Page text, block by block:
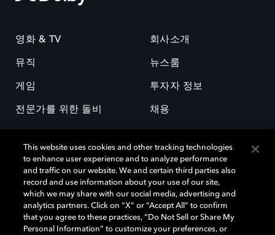
영화 & TV
뮤직
게임
전문가를 위한 돌비
회사소개
뉴스룸
투자자 정보
채용
돌비(Dolby)와 double-D 심볼은 미국 및 기타 국가 돌비래버러토리스
(Dolby Laboratories, Inc.)의 등록 및 미등록 상표이다. 그 밖에 다른 자료에
기재된 상표는 해당 상표 소유권자의 등록상표로 유지된다. © 2025 Dolby
Laboratories, Inc. All rights reserved.
This website uses cookies and other tracking technologies
to enhance user experience and to analyze performance
and traffic on our website. We and certain third parties also
record and use information about your use of our site,
which we may share with our social media, advertising and
analytics partners. Click on “X” or “Accept All” to confirm
that you agree to these practices, “Do Not Sell or Share My
Personal Information” to customize your preferences, or